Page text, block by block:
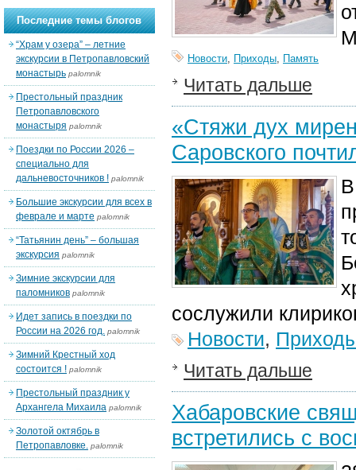
Новости, Приходы, Память
Читать дальше
«Стяжи дух
Саровского
сослужили клирик
Новости,
Читать дальше
Хабаровские
встретились с
Последние темы блогов
“Храм у озера” – летние
экскурсии в Петропавловский
монастырь palomnik
Престольный праздник
Петропавловского
монастыря palomnik
Поездки по России 2026 –
специально для
дальневосточников ! palomnik
Большие экскурсии для всех в
феврале и марте palomnik
“Татьянин день” – большая
экскурсия palomnik
Зимние экскурсии для
паломников palomnik
Идет запись в поездки по
России на 2026 год. palomnik
Зимний Крестный ход
состоится ! palomnik
Престольный праздник у
Архангела Михаила palomnik
Золотой октябрь в
Петропавловке. palomnik